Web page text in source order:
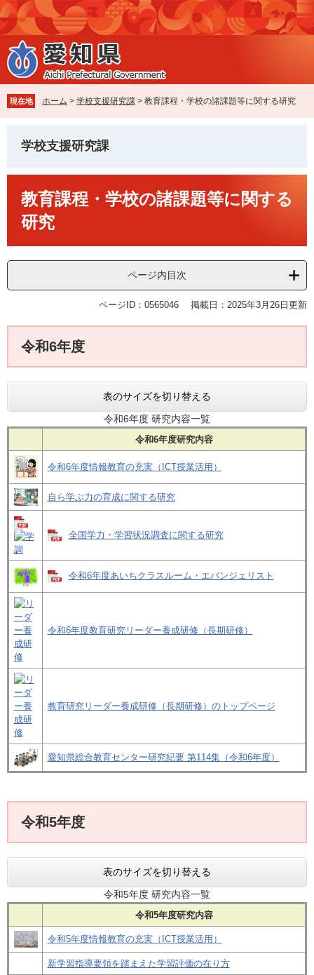
ペ
ー
ジ
の
先
で
す
メ
ニ
ュ
ー
を
ば
し
現在地 ホーム > 学校支援研究課 > 教育課程・学校の諸課題等に関する研究
学校支援研究課
教育課程・学校の諸課題等に関する
研究
ページ内目次
ページID：0565046 掲載日：2025年3月26日更新
令和6年度
表のサイズを切り替える
令和6年度 研究内容一覧
令和6年度研究内容
令和6年度情報教育の充実（ICT授業活用）
自ら学ぶ力の育成に関する研究
全国学力・学習状況調査に関する研究
令和6年度あいちクラスルーム・エバンジェリスト
令和6年度教育研究リーダー養成研修（長期研修）
教育研究リーダー養成研修（長期研修）のトップページ
愛知県総合教育センター研究紀要 第114集（令和6年度）
令和5年度
表のサイズを切り替える
令和5年度 研究内容一覧
令和5年度研究内容
令和5年度情報教育の充実（ICT授業活用）
新学習指導要領を踏まえた学習評価の在り方